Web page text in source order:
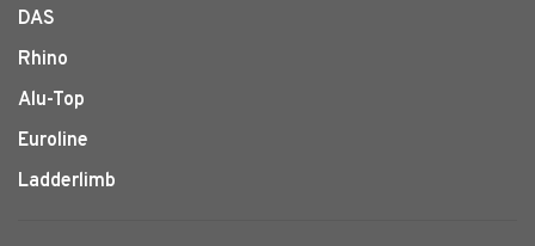
DAS
Rhino
Alu-Top
Euroline
Ladderlimb